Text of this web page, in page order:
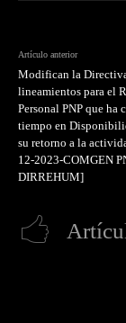
Artículo anterior
Modifican la
lineamientos para el
Personal PNP que ha
tiempo en
su retorno a la
12-2023-COMGEN
DIRREHUM]